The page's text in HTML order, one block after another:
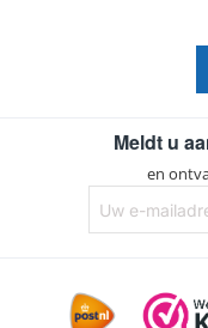
Meldt u
en
e-
mailadres